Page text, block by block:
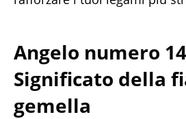
Angelo numero
Significato della
gemella